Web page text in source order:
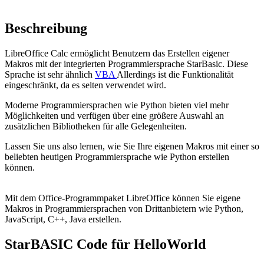
Beschreibung
LibreOffice Calc ermöglicht Benutzern das Erstellen eigener
Makros mit der integrierten Programmiersprache StarBasic. Diese
Sprache ist sehr ähnlich VBA Allerdings ist die Funktionalität
eingeschränkt, da es selten verwendet wird.
Moderne Programmiersprachen wie Python bieten viel mehr
Möglichkeiten und verfügen über eine größere Auswahl an
zusätzlichen Bibliotheken für alle Gelegenheiten.
Lassen Sie uns also lernen, wie Sie Ihre eigenen Makros mit einer so
beliebten heutigen Programmiersprache wie Python erstellen
können.
Mit dem Office-Programmpaket LibreOffice können Sie eigene
Makros in Programmiersprachen von Drittanbietern wie Python,
JavaScript, C++, Java erstellen.
StarBASIC Code für HelloWorld